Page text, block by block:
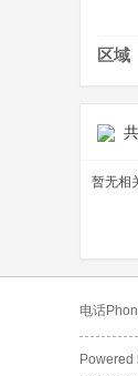
区域
暂无相
电话
Powered